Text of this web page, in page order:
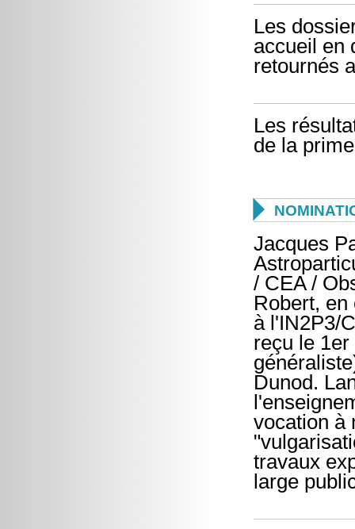
Les
accueil en
retournés
Les
de la

Jacques
/ CEA /
Robert,
à l'IN2P3/
reçu le
Dunod.
vocation à
travaux
large